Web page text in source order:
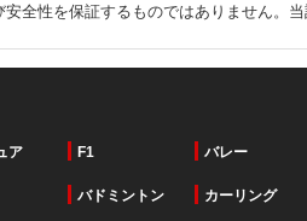
全性を保証するものではありません。
ア F1 バレー
バドミントン カーリング